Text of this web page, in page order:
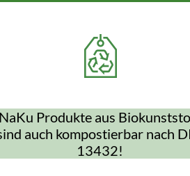
NaKu Produkte aus
auch kompostierbar nach
13432!